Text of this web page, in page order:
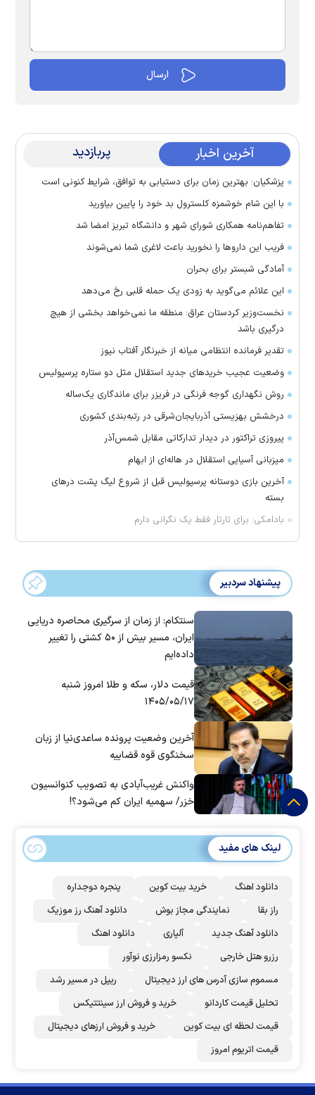
آخرین اخبار پربازدید
پزشکیان: بهترین زمان برای دستیابی به توافق، شرایط کنونی است
با این شام خوشمزه کلسترول بد خود را پایین بیاورید
تفاهم‌نامه همکاری شورای شهر و دانشگاه تبریز امضا شد
فریب این دارو‌ها را نخورید باعث لاغری شما نمی‌شوند
آمادگی شبستر برای بحران
این علائم می‌گوید به زودی یک حمله قلبی رخ می‌دهد
نخست‌وزیر کردستان عراق: منطقه ما نمی‌خواهد بخشی از هیچ
درگیری باشد
تقدیر فرمانده انتظامی میانه از خبرنگار آفتاب نیوز
وضعیت عجیب خرید‌های جدید استقلال مثل دو ستاره پرسپولیس
روش نگهداری گوجه فرنگی در فریزر برای ماندگاری یک‌ساله
درخشش بهزیستی آذربایجان‌شرقی در رتبه‌بندی کشوری
پیروزی تراکتور در دیدار تدارکاتی مقابل شمس‌آذر
میزبانی آسیایی استقلال در هاله‌ای از ابهام
آخرین بازی دوستانه پرسپولیس قبل از شروع لیگ پشت در‌های
بسته
بادامکی: برای تارتار فقط یک نگرانی دارم
پیشنهاد سردبیر
سنتکام: از زمان از سرگیری محاصره دریایی
ایران، مسیر بیش از ۵۰ کشتی را تغییر
داده‌ایم
قیمت دلار، سکه و طلا امروز شنبه
۱۴۰۵/۰۵/۱۷
آخرین وضعیت پرونده ساعدی‌نیا از زبان
سخنگوی قوه قضاییه
واکنش غریب‌آبادی به تصویب کنوانسیون
خزر/ سهمیه ایران کم می‌شود؟!
لینک های مفید
دانلود اهنگ خرید بیت کوین
پنجره دوجداره
راز بقا
نمایندگی مجاز بوش
دانلود آهنگ رز‌ موزیک
دانلود آهنگ جدید
آلپاری
دانلود اهنگ
رزرو هتل خارجی
نکسو رمزارزی نوآور
مسموم سازی آدرس های ارز دیجیتال
ریپل در مسیر رشد
تحلیل قیمت کاردانو
خرید و فروش ارز سینتتیکس
قیمت لحظه ای بیت کوین
خرید و فروش ارزهای دیجیتال
قیمت اتریوم امروز